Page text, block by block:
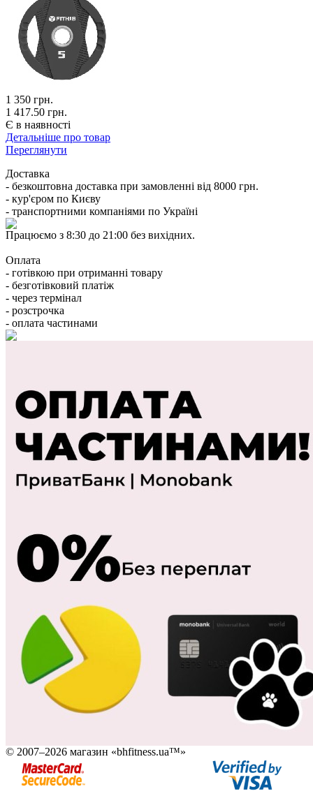
1 350 грн.
1 417.50 грн.
Є в наявності
Детальніше про товар
Переглянути
Доставка
- безкоштовна доставка при замовленні від 8000 грн.
- кур'єром по Києву
- транспортними компаніями по Україні
Працюємо з 8:30 до 21:00 без вихідних.
Оплата
- готівкою при отриманні товару
- безготівковий платіж
- через термінал
- розстрочка
- оплата частинами
© 2007–2026 магазин «bhfitness.ua™»